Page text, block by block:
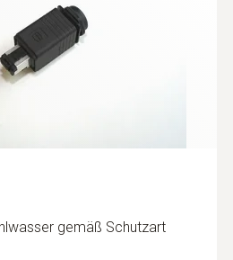
gemäß Schutzart